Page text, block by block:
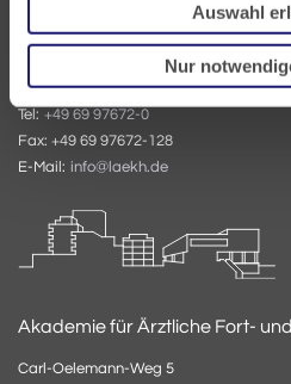
Auswahl
Nur
Postfach 60 05 66
Tel: +49 69 97672-0
Fax: +49 69 97672-128
E-Mail: info@laekh.de
Akademie für Ärztliche Fort-
Carl-Oelemann-Weg 5